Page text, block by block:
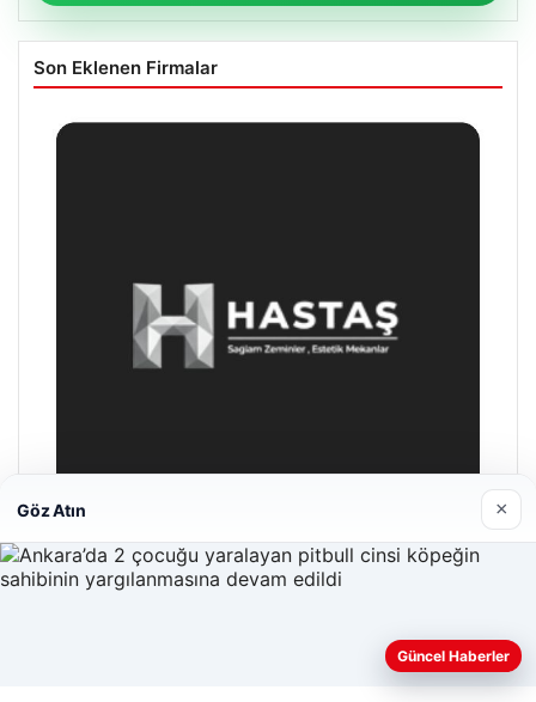
Son Eklenen Firmalar
Enes Kaplan Avukatlık Bürosu
Web sitemizi nasıl kullandığınızı daha iyi anlayabilmek,
Göz Atın ×
Güncel Haberler